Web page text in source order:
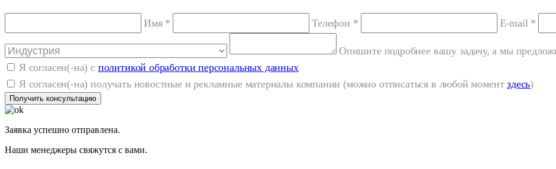
Имя * Телефон * E-mail *
Опишите подробнее вашу задачу, а мы
Я согласен(-на) с политикой обработки персональных данных
Я согласен(-на) получать новостные и рекламные материалы компании (можно отписаться в любой моментздесь)
Получить консультацию
Заявка успешно отправлена.
Наши менеджеры свяжутся с вами.